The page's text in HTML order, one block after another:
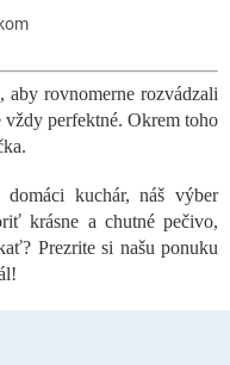
aby rovnomerne rozvádzali
vždy perfektné. Okrem toho
kuchár, náš výber
krásne a chutné pečivo,
Prezrite si našu ponuku